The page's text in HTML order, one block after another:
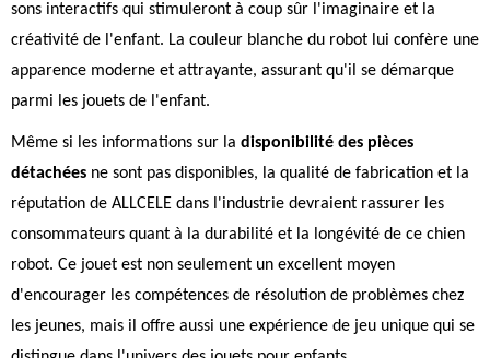
sons interactifs qui stimuleront à coup sûr l'imaginaire et la
créativité de l'enfant. La couleur blanche du robot lui confère une
apparence moderne et attrayante, assurant qu'il se démarque
parmi les jouets de l'enfant.
Même si les informations sur la disponibilité des pièces
détachées ne sont pas disponibles, la qualité de fabrication et la
réputation de ALLCELE dans l'industrie devraient rassurer les
consommateurs quant à la durabilité et la longévité de ce chien
robot. Ce jouet est non seulement un excellent moyen
d'encourager les compétences de résolution de problèmes chez
les jeunes, mais il offre aussi une expérience de jeu unique qui se